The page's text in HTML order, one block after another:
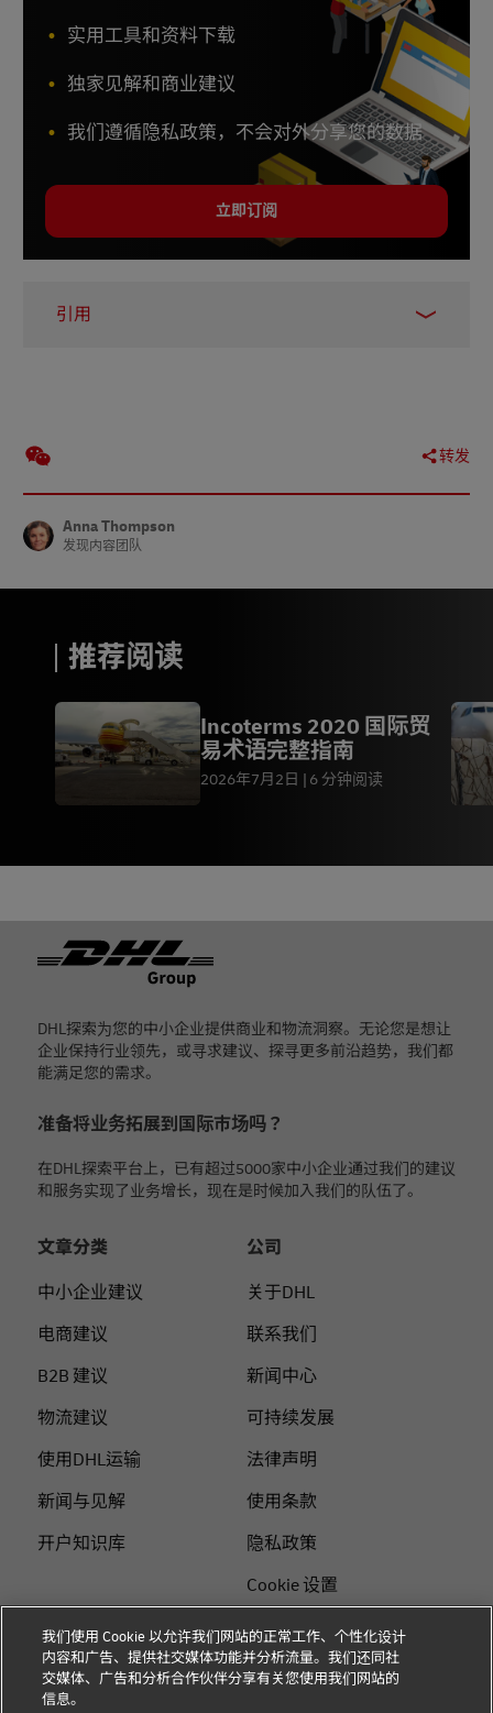
实用工具和资料下载
独家见解和商业建议
我们遵循隐私政策，不会对外分享您的数据
立即订阅
引用
Procurement Mag，2024 年 11 月
Bloom，2022 年 10 月
沃尔玛，2022 年
转发
Anna Thompson
发现内容团队
推荐阅读
Incoterms 2020 国际贸
易术语完整指南
2026年7月2日 6 分钟阅读
DHL探索为您的中小企业提供商业和物流洞察。无论您是想让
企业保持行业领先，或寻求建议、探寻更多前沿趋势，我们都
能满足您的需求。
准备将业务拓展到国际市场吗？
在DHL探索平台上，已有超过5000家中小企业通过我们的建议
和服务实现了业务增长，现在是时候加入我们的队伍了。
文章分类
中小企业建议
电商建议
B2B 建议
物流建议
使用DHL运输
新闻与见解
开户知识库
公司
关于DHL
联系我们
新闻中心
可持续发展
法律声明
使用条款
隐私政策
Cookie 设置
站点地图
关注我们
我们使用 Cookie 以允许我们网站的正常工作、个性化设计
内容和广告、提供社交媒体功能并分析流量。我们还同社
交媒体、广告和分析合作伙伴分享有关您使用我们网站的
信息。